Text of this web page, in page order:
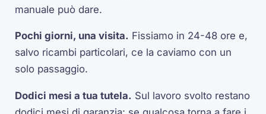
manuale può dare.
Pochi giorni, una visita. Fissiamo in 24-48 ore e,
salvo ricambi particolari, ce la caviamo con un
solo passaggio.
Dodici mesi a tua tutela. Sul lavoro svolto restano